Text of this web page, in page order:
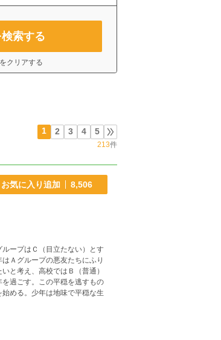
索する
クリアする
1 2 3 4 5
213件
お気に入り追加 8,506
ープはＣ（目立たない）とす
Ａグループの悪友たちにふり
と考え、高校ではＢ（普通）
過ごす。この平穏を逃すもの
める。少年は地味で平穏な生